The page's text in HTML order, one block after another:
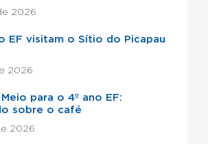
2026
EF visitam o Sítio do Picapau
2026
para o 4º ano EF:
sobre o café
2026